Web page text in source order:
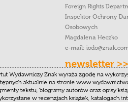
Foreign Rights
Inspektor Ochrony
Osobowych
Magdalena Heczko
e-mail:
newsletter >>
Wydawniczy Znak wyraża zgodę na
aktualnie na stronie
tekstu, biogramy autorów oraz opisy
w recenzjach książek, katalogach